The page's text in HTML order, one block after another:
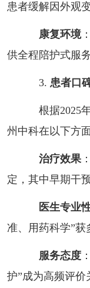
患者缓解因外观
康复环境
供全程陪护式服
3. 患者口
根据2025年
州中科在以下方
治疗效果
定，其中早期干
医生专业
准、用药科学”获
服务态度
护”成为高频评价